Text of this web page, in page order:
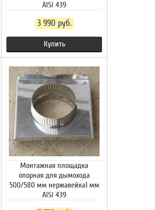
AISI 439
3 990 руб.
Купить
Монтажная площадка
опорная для дымохода
500/580 мм нержавейка1 мм
AISI 439